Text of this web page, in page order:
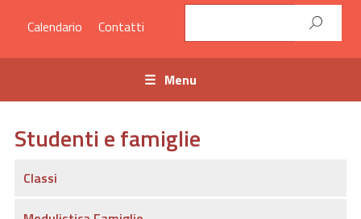
Calendario Contatti
Menu
Studenti e famiglie
Classi